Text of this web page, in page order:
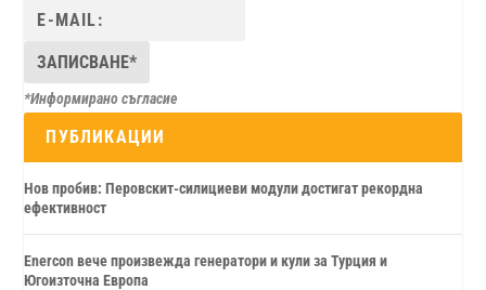
*Информирано съгласие
ПУБЛИКАЦИИ
Нов пробив: Перовскит-силициеви модули достигат рекордна
ефективност
Enercon вече произвежда генератори и кули за Турция и
Югоизточна Европа